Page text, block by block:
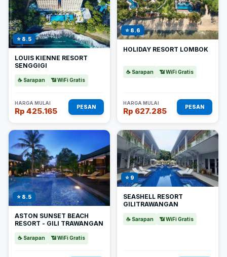
⭐ 8.5
LOUIS KIENNE RESORT
SENGGIGI
☕ Sarapan 📶 WiFi Gratis
HARGA MULAI
Rp 425.165 PESAN
⭐ 8.6
HOLIDAY RESORT LOMBOK
☕ Sarapan 📶 WiFi Gratis
HARGA MULAI
Rp 627.285 PESAN
⭐ 8.5
ASTON SUNSET BEACH
RESORT - GILI TRAWANGAN
☕ Sarapan 📶 WiFi Gratis
⭐ 9
SEASHELL RESORT
GILITRAWANGAN
☕ Sarapan 📶 WiFi Gratis